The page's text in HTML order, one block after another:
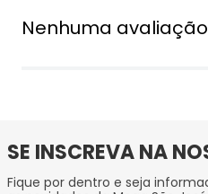
Nenhuma avaliação
SE INSCREVA NA
Fique por dentro e seja